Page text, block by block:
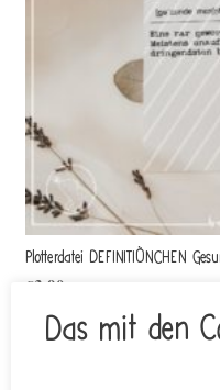
Plotterdatei DEFINITIÖNCHEN
€3,90
inkl. MwSt.
Das mit den